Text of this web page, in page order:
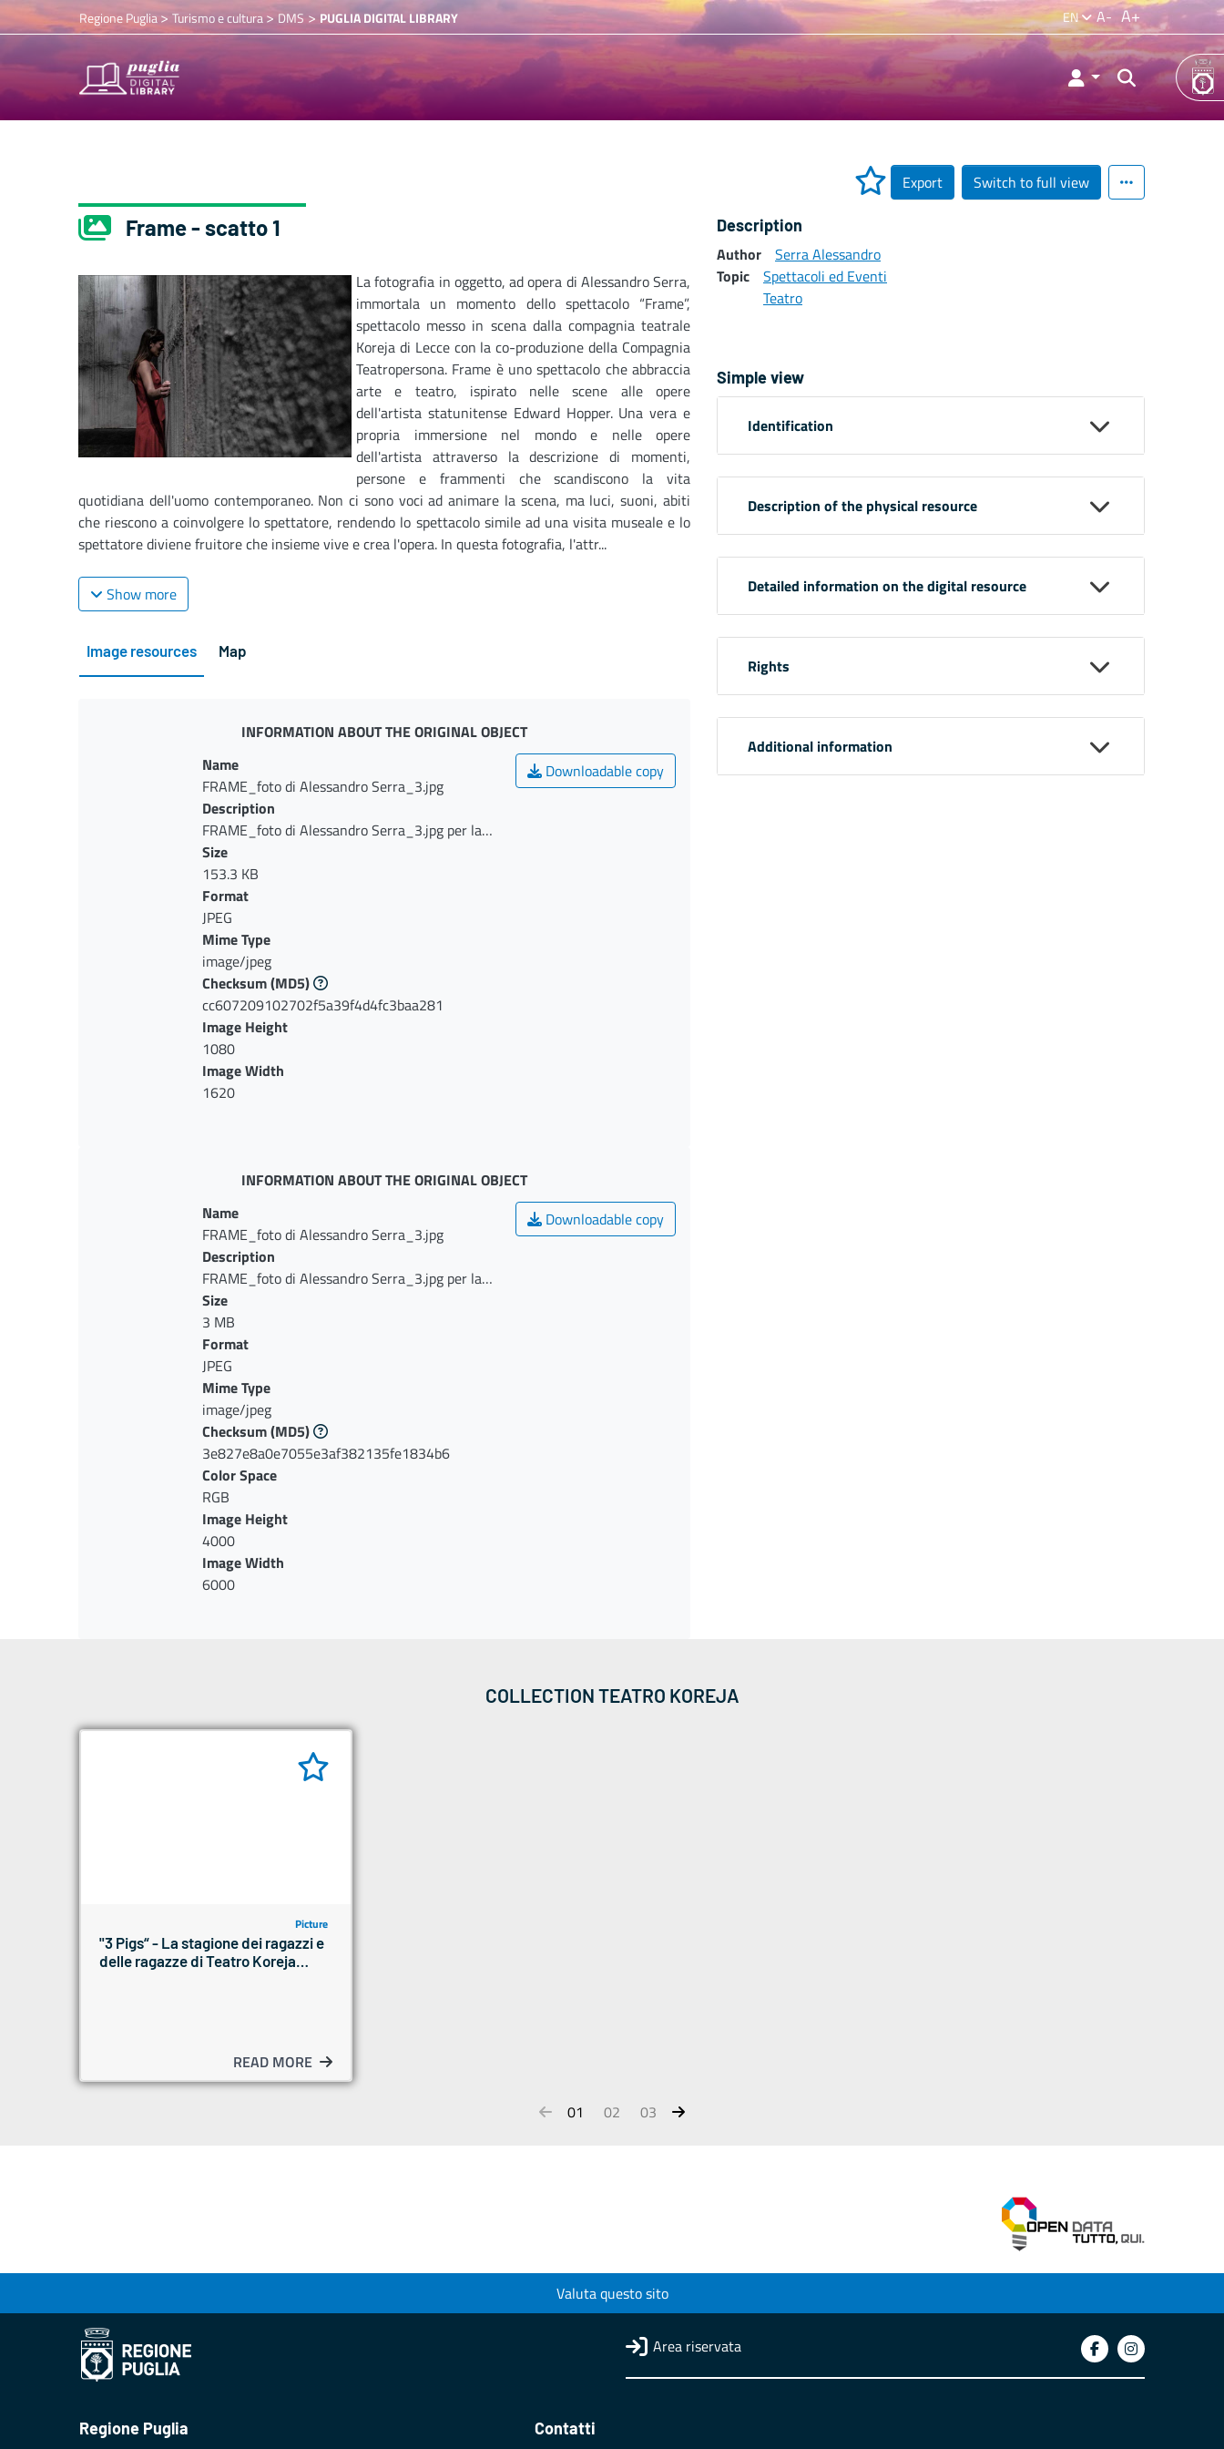
Regione Puglia> Turismo e cultura>DMS > PUGLIA DIGITAL LIBRARY EN A- A+
Export Switch to full view
Frame - scatto 1
La fotografia in oggetto, ad opera di Alessandro Serra,
immortala un momento dello spettacolo “Frame”,
spettacolo messo in scena dalla compagnia teatrale
Koreja di Lecce con la co-produzione della Compagnia
Teatropersona. Frame è uno spettacolo che abbraccia
arte e teatro, ispirato nelle scene alle opere
dell'artista statunitense Edward Hopper. Una vera e
propria immersione nel mondo e nelle opere
dell'artista attraverso la descrizione di momenti,
persone e frammenti che scandiscono la vita
quotidiana dell'uomo contemporaneo. Non ci sono voci ad animare la scena, ma luci, suoni, abiti
che riescono a coinvolgere lo spettatore, rendendo lo spettacolo simile ad una visita museale e lo
spettatore diviene fruitore che insieme vive e crea l'opera. In questa fotografia, l'attr...
Show more
Image resources Map
INFORMATION ABOUT THE ORIGINAL OBJECT
Downloadable copy
Name
FRAME_foto di Alessandro Serra_3.jpg
Description
FRAME_foto di Alessandro Serra_3.jpg per la
visualizzazione
Size
153.3 KB
Format
JPEG
Mime Type
image/jpeg
Checksum(MD5)
cc607209102702f5a39f4d4fc3baa281
Image Height
1080
Image Width
1620
INFORMATION ABOUT THE ORIGINAL OBJECT
Downloadable copy
Name
FRAME_foto di Alessandro Serra_3.jpg
Description
FRAME_foto di Alessandro Serra_3.jpg per la
conservazione
Size
3 MB
Format
JPEG
Mime Type
image/jpeg
Checksum(MD5)
3e827e8a0e7055e3af382135fe1834b6
Color Space
RGB
Image Height
4000
Image Width
6000
Description
Author
Serra Alessandro
Topic
Spettacoli ed Eventi
Teatro
Simple view
Identification
Description of the physical resource
Detailed information on the digital resource
Rights
Additional information
COLLECTION TEATRO KOREJA
Picture
"3 Pigs“ - La stagione dei ragazzi e
delle ragazze di Teatro Koreja
READ MORE
01 02 03
Valuta questo sito
Area riservata
Regione Puglia Contatti